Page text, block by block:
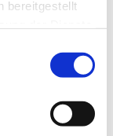
bereitgestellt